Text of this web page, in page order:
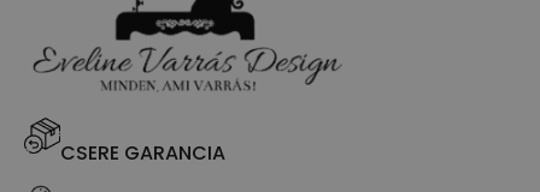
CSERE GARANCIA